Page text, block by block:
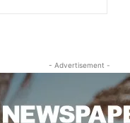
- Advertisement -